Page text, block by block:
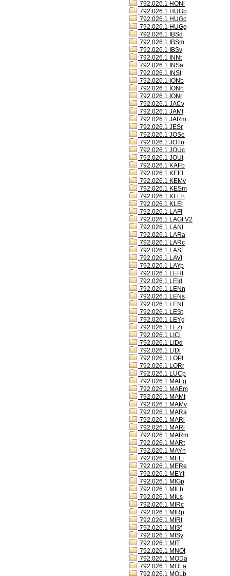
792.026.1 HONl
792.026.1 HUGb
792.026.1 HUGc
792.026.1 HUGg
792.026.1 IBSd
792.026.1 IBSm
792.026.1 IBSv
792.026.1 INNt
792.026.1 INSa
792.026.1 INSt
792.026.1 IONb
792.026.1 IONn
792.026.1 IONr
792.026.1 JACv
792.026.1 JAMt
792.026.1 JARm
792.026.1 JESr
792.026.1 JOSe
792.026.1 JOTn
792.026.1 JOUc
792.026.1 JOUt
792.026.1 KAFb
792.026.1 KEEl
792.026.1 KEMv
792.026.1 KESm
792.026.1 KLEh
792.026.1 KLEr
792.026.1 LAFt
792.026.1 LAGt V2
792.026.1 LANl
792.026.1 LARa
792.026.1 LARc
792.026.1 LASf
792.026.1 LAVt
792.026.1 LAYp
792.026.1 LEHt
792.026.1 LEId
792.026.1 LENn
792.026.1 LENs
792.026.1 LENt
792.026.1 LESt
792.026.1 LEYg
792.026.1 LEZi
792.026.1 LICl
792.026.1 LIDd
792.026.1 LIDi
792.026.1 LOPt
792.026.1 LORr
792.026.1 LUCp
792.026.1 MAEg
792.026.1 MAEm
792.026.1 MAMt
792.026.1 MAMv
792.026.1 MARa
792.026.1 MARi
792.026.1 MARl
792.026.1 MARm
792.026.1 MARt
792.026.1 MAYn
792.026.1 MELt
792.026.1 MERe
792.026.1 MEYt
792.026.1 MIGp
792.026.1 MILb
792.026.1 MILs
792.026.1 MIRc
792.026.1 MIRp
792.026.1 MIRt
792.026.1 MISf
792.026.1 MISy
792.026.1 MIT
792.026.1 MNOt
792.026.1 MODa
792.026.1 MOLa
792.026.1 MOLb